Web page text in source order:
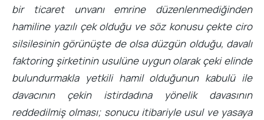
bir ticaret unvanı emrine düzenlenmediğinden
hamiline yazılı çek olduğu ve söz konusu çekte ciro
silsilesinin görünüşte de olsa düzgün olduğu, davalı
faktoring şirketinin usulüne uygun olarak çeki elinde
bulundurmakla yetkili hamil olduğunun kabulü ile
davacının çekin istirdadına yönelik davasının
reddedilmiş olması; sonucu itibariyle usul ve yasaya